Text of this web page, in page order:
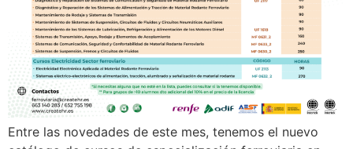
Entre las novedades de este mes, tenemos el nuevo